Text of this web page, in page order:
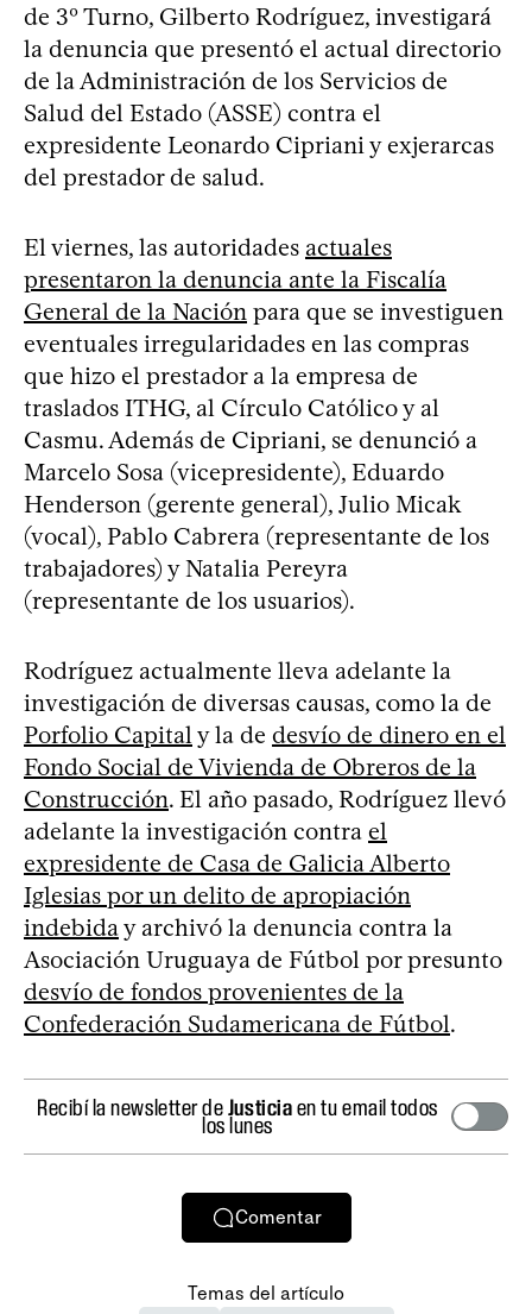
de 3º Turno, Gilberto Rodríguez, investigará
la denuncia que presentó el actual directorio
de la Administración de los Servicios de
Salud del Estado (ASSE) contra el
expresidente Leonardo Cipriani y exjerarcas
del prestador de salud.
El viernes, las autoridades actuales
presentaron la denuncia ante la Fiscalía
General de la Nación para que se investiguen
eventuales irregularidades en las compras
que hizo el prestador a la empresa de
traslados ITHG, al Círculo Católico y al
Casmu. Además de Cipriani, se denunció a
Marcelo Sosa (vicepresidente), Eduardo
Henderson (gerente general), Julio Micak
(vocal), Pablo Cabrera (representante de los
trabajadores) y Natalia Pereyra
(representante de los usuarios).
Rodríguez actualmente lleva adelante la
investigación de diversas causas, como la de
Porfolio Capital y la de desvío de dinero en el
Fondo Social de Vivienda de Obreros de la
Construcción. El año pasado, Rodríguez llevó
adelante la investigación contra el
expresidente de Casa de Galicia Alberto
Iglesias por un delito de apropiación
indebiday archivó la denuncia contra la
Asociación Uruguaya de Fútbol por presunto
desvío de fondos provenientes de la
Confederación Sudamericana de Fútbol.
Recibí la newsletter deJusticiaen tu email todos
los lunes
Comentar
Temas del artículo